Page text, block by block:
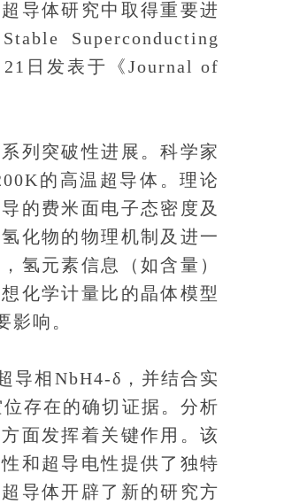
导体研究中取得重要进
Superconducting
日发表于《Journal of
突破性进展。科学家
的高温超导体。理论
的费米面电子态密度及
化物的物理机制及进一
氢元素信息（如含量）
化学计量比的晶体模型
影响。
相NbH4-δ，并结合实
存在的确切证据。分析
面发挥着关键作用。该
和超导电性提供了独特
导体开辟了新的研究方